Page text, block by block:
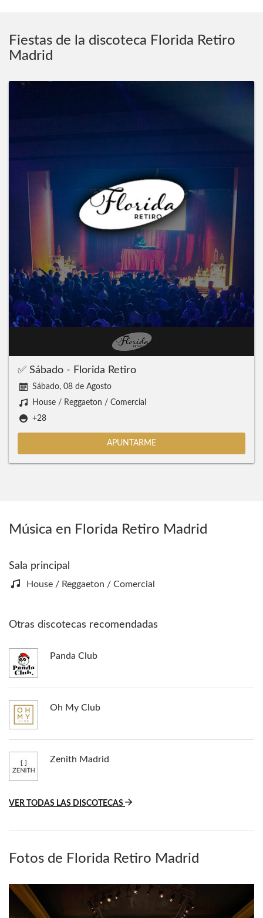
Fiestas de la discoteca Florida Retiro
Madrid
✅ Sábado - Florida Retiro
Sábado, 08 de Agosto
House / Reggaeton / Comercial
+28
APUNTARME
Música en Florida Retiro Madrid
Sala principal
House / Reggaeton / Comercial
Otras discotecas recomendadas
Panda Club
Oh My Club
Zenith Madrid
VER TODAS LAS DISCOTECAS
Fotos de Florida Retiro Madrid